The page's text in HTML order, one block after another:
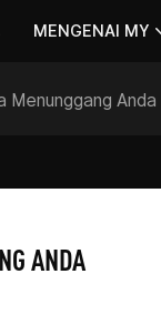
MENGENAI MY
Anda
ANDA